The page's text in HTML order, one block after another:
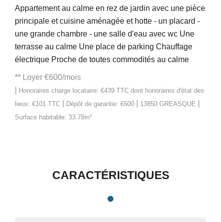
Appartement au calme en rez de jardin avec une pièce
principale et cuisine aménagée et hotte - un placard -
une grande chambre - une salle d'eau avec wc Une
terrasse au calme Une place de parking Chauffage
électrique Proche de toutes commodités au calme
** Loyer €600/mois
Honoraires charge locataire: €439 TTC dont honoraires d'état des
lieux: €101 TTC
Dépôt de garantie: €600 13850 GREASQUE
Surface habitable: 33.78m²
CARACTÉRISTIQUES